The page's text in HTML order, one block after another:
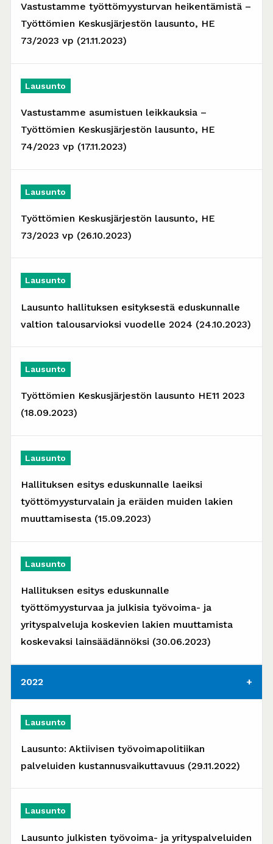
Vastustamme työttömyysturvan heikentämistä –
Työttömien Keskusjärjestön lausunto, HE
73/2023 vp (21.11.2023)
Lausunto
Vastustamme asumistuen leikkauksia –
Työttömien Keskusjärjestön lausunto, HE
74/2023 vp (17.11.2023)
Lausunto
Työttömien Keskusjärjestön lausunto, HE
73/2023 vp (26.10.2023)
Lausunto
Lausunto hallituksen esityksestä eduskunnalle
valtion talousarvioksi vuodelle 2024 (24.10.2023)
Lausunto
Työttömien Keskusjärjestön lausunto HE11 2023
(18.09.2023)
Lausunto
Hallituksen esitys eduskunnalle laeiksi
työttömyysturvalain ja eräiden muiden lakien
muuttamisesta (15.09.2023)
Lausunto
Hallituksen esitys eduskunnalle
työttömyysturvaa ja julkisia työvoima- ja
yrityspalveluja koskevien lakien muuttamista
koskevaksi lainsäädännöksi (30.06.2023)
2022
Lausunto
Lausunto: Aktiivisen työvoimapolitiikan
palveluiden kustannusvaikuttavuus (29.11.2022)
Lausunto
Lausunto julkisten työvoima- ja yrityspalveluiden